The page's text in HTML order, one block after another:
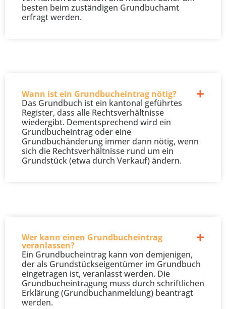
besten beim zuständigen Grundbuchamt
erfragt werden.
Wann ist ein Grundbucheintrag nötig?
Das Grundbuch ist ein kantonal geführtes
Register, dass alle Rechtsverhältnisse
wiedergibt. Dementsprechend wird ein
Grundbucheintrag oder eine
Grundbuchänderung immer dann nötig, wenn
sich die Rechtsverhältnisse rund um ein
Grundstück (etwa durch Verkauf) ändern.
Wer kann einen Grundbucheintrag
veranlassen?
Ein Grundbucheintrag kann von demjenigen,
der als Grundstückseigentümer im Grundbuch
eingetragen ist, veranlasst werden. Die
Grundbucheintragung muss durch schriftlichen
Erklärung (Grundbuchanmeldung) beantragt
werden.